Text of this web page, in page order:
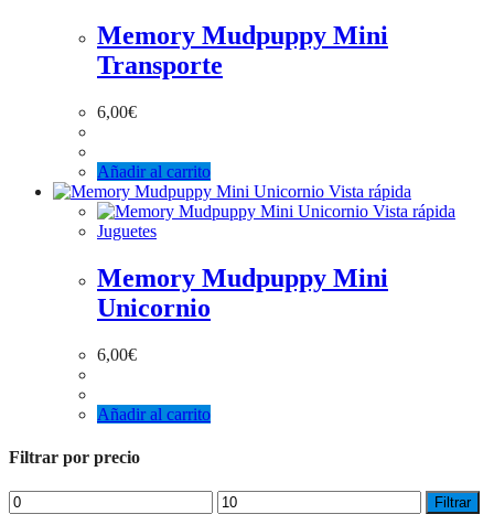
Memory Mudpuppy Mini
Transporte
6,00€
Añadir al carrito
Vista rápida
Vista rápida
Juguetes
Memory Mudpuppy Mini
Unicornio
6,00€
Añadir al carrito
Filtrar por precio
Filtrar